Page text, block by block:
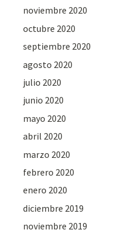
noviembre 2020
octubre 2020
septiembre 2020
agosto 2020
julio 2020
junio 2020
mayo 2020
abril 2020
marzo 2020
febrero 2020
enero 2020
diciembre 2019
noviembre 2019